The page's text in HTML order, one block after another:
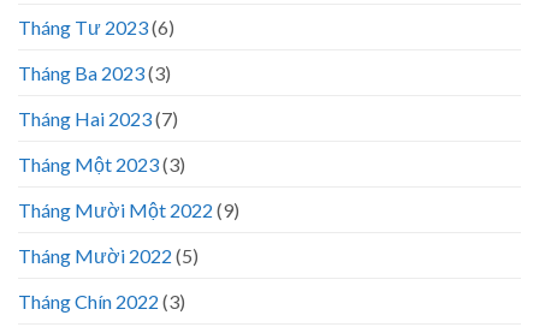
Tháng Tư 2023(6)
Tháng Ba 2023(3)
Tháng Hai 2023(7)
Tháng Một 2023(3)
Tháng Mười Một 2022 (9)
Tháng Mười 2022 (5)
Tháng Chín 2022 (3)